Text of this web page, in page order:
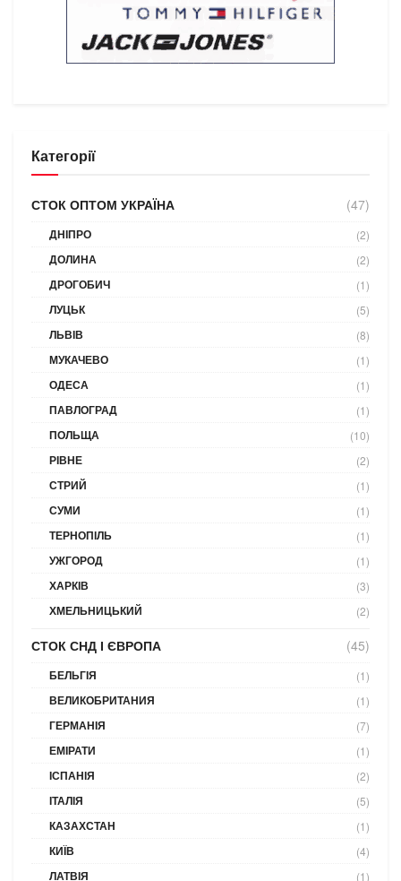
Категорії
СТОК ОПТОМ УКРАЇНА (47)
ДНІПРО (2)
ДОЛИНА (2)
ДРОГОБИЧ (1)
ЛУЦЬК (5)
ЛЬВІВ (8)
МУКАЧЕВО (1)
ОДЕСА (1)
ПАВЛОГРАД (1)
ПОЛЬЩА (10)
РІВНЕ (2)
СТРИЙ (1)
СУМИ (1)
ТЕРНОПІЛЬ (1)
УЖГОРОД (1)
ХАРКІВ (3)
ХМЕЛЬНИЦЬКИЙ (2)
СТОК СНД І ЄВРОПА (45)
БЕЛЬГІЯ (1)
ВЕЛИКОБРИТАНИЯ (1)
ГЕРМАНІЯ (7)
ЕМІРАТИ (1)
ІСПАНІЯ (2)
ІТАЛІЯ (5)
КАЗАХСТАН (1)
КИЇВ (4)
ЛАТВІЯ (1)